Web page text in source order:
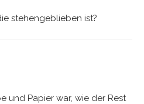
stehengeblieben ist?
und Papier war, wie der Rest